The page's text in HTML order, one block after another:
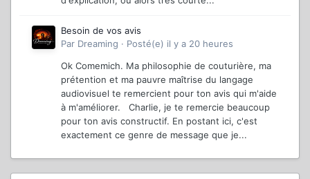
Besoin de vos avis
Par Dreaming · Posté(e) il y a 20 heures
Ok Comemich. Ma philosophie de couturière, ma
prétention et ma pauvre maîtrise du langage
audiovisuel te remercient pour ton avis qui m'aide
à m'améliorer. Charlie, je te remercie beaucoup
pour ton avis constructif. En postant ici, c'est
exactement ce genre de message que je...